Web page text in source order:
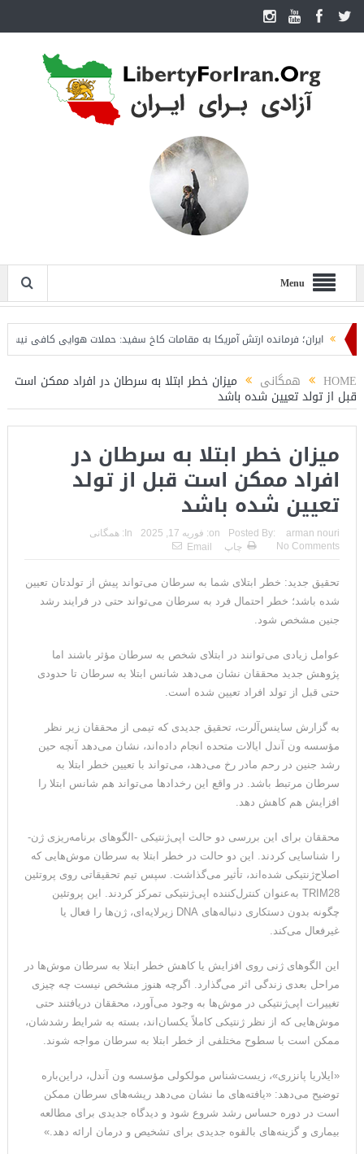
Menu
ایران؛ فرمانده ارتش آمریکا به مقامات کاخ سفید: حملات هوایی کافی نیست
HOME همگانی میزان خطر ابتلا به سرطان در افراد ممکن است
قبل از تولد تعیین شده باشد
میزان خطر ابتلا به سرطان در
افراد ممکن است قبل از تولد
تعیین شده باشد
Posted By: arman nouri
on: فوریه 17, 2025 In: همگانی
No Comments
چاپ Email
تحقیق جدید: خطر ابتلای شما به سرطان می‌تواند پیش از تولدتان تعیین
شده باشد؛ خطر احتمال فرد به سرطان می‌تواند حتی در فرایند رشد
جنین مشخص شود.
عوامل زیادی می‌توانند در ابتلای شخص به سرطان مؤثر باشند اما
پژوهش جدید محققان نشان می‌دهد شانس ابتلا به سرطان تا حدودی
حتی قبل از تولد افراد تعیین شده است.
به گزارش ساینس‌آلرت، تحقیق جدیدی که تیمی از محققان زیر نظر
مؤسسه ون آندل ایالات متحده انجام‌ داده‌اند، نشان می‌دهد آنچه حین
رشد جنین در رحم مادر رخ می‌دهد، می‌تواند با تعیین خطر ابتلا به
سرطان مرتبط باشد. در واقع این رخدادها می‌تواند هم شانس ابتلا را
افزایش هم کاهش دهد.
محققان برای این بررسی دو حالت اپی‌ژنتیکی -الگوهای برنامه‌ریزی ژن-
را شناسایی کردند. این دو حالت در خطر ابتلا به سرطان موش‌هایی که
اصلاح‌‌ژنتیکی شده‌اند، تأثیر می‌گذاشت. سپس تیم تحقیقاتی روی پروتئین
TRIM28 به‌عنوان کنترل‌کننده اپی‌ژنتیکی تمرکز کردند. این پروتئین
چگونه بدون دستکاری دنباله‌های DNA زیرلایه‌ای، ژن‌ها را فعال یا
غیرفعال می‌کند.
این الگوهای ژنی روی افزایش یا کاهش خطر ابتلا به سرطان موش‌ها در
مراحل بعدی زندگی اثر می‌گذارد. اگرچه هنوز مشخص نیست چه چیزی
تغییرات اپی‌ژنتیکی در موش‌ها به وجود می‌آورد، محققان دریافتند حتی
موش‌هایی که از نظر ژنتیکی کاملاً یکسان‌اند، بسته به شرایط رشدشان،
ممکن است با سطوح مختلفی از خطر ابتلا به سرطان مواجه شوند.
«ایلاریا پانزری»، زیست‌شناس مولکولی مؤسسه ون آندل، دراین‌باره
توضیح می‌دهد: «یافته‌های ما نشان می‌دهد ریشه‌های سرطان ممکن
است در دوره حساس رشد شروع شود و دیدگاه جدیدی برای مطالعه
بیماری و گزینه‌های بالقوه جدیدی برای تشخیص و درمان ارائه دهد.»